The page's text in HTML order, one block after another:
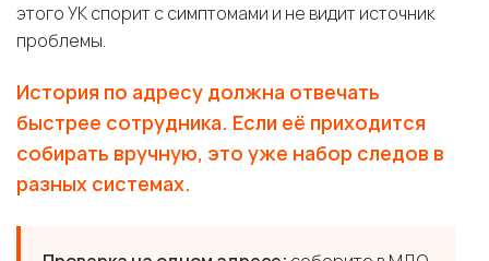
этого УК спорит с симптомами и не видит источник
проблемы.
История по адресу должна отвечать
быстрее сотрудника. Если её приходится
собирать вручную, это уже набор следов в
разных системах.